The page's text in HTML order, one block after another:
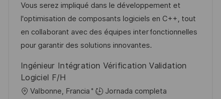
i
ó
n
d
e
p
u
l
m
p
l
e
o
r
í
a
Vous serez impliqué dans le développement et
l'optimisation de composants logiciels en C++, tout
en collaborant avec des équipes interfonctionnelles
pour garantir des solutions innovantes.
Ingénieur Intégration Vérification Validation
Logiciel F/H
U Valbonne, Francia
Jornada completa